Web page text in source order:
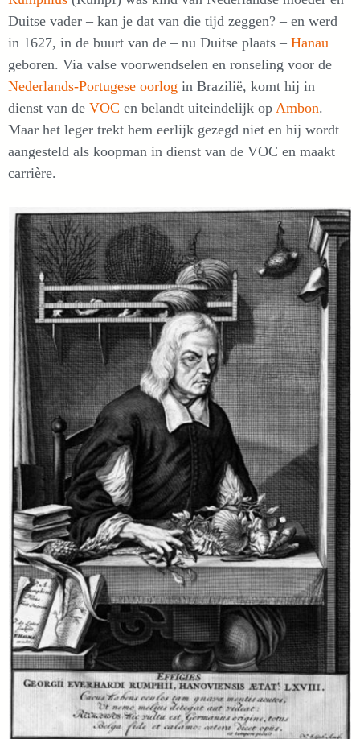
Duitse vader – kan je dat van die tijd zeggen? – en werd
in 1627, in de buurt van de – nu Duitse plaats – Hanau
geboren. Via valse voorwendselen en ronseling voor de
Nederlands-Portugese oorlog in Brazilië, komt hij in
dienst van de VOC en belandt uiteindelijk op Ambon.
Maar het leger trekt hem eerlijk gezegd niet en hij wordt
aangesteld als koopman in dienst van de VOC en maakt
carrière.